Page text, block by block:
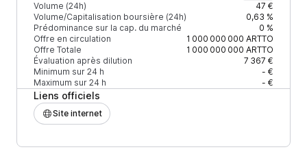
Volume (24h)
47 €
Volume/Capitalisation boursière (24h)
0,63 %
Prédominance sur la cap. du marché
0 %
Offre en circulation
1 000 000 000 ARTTO
Offre Totale
1 000 000 000 ARTTO
Évaluation après dilution
7 367 €
Minimum sur 24 h
- €
Maximum sur 24 h
- €
Liens officiels
Site internet